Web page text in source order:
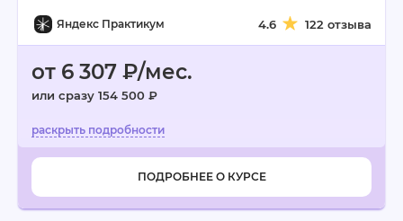
Яндекс Практикум 4.6 122 отзыва
от 6 307 ₽/мес.
или сразу 154 500 ₽
ПОДРОБНЕЕ О КУРСЕ